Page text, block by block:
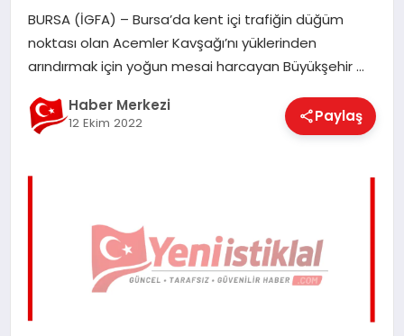
EĞITIM
EKONOMI
SPOR
BURSA (İGFA) – Bursa’da kent içi trafiğin düğüm
noktası olan Acemler Kavşağı’nı yüklerinden
arındırmak için yoğun mesai harcayan Büyükşehir …
Haber Merkezi
12 Ekim 2022 Paylaş